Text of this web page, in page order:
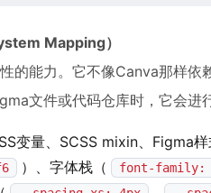
Mapping）
的能力。它不像Canva那样依
文件或代码仓库时，它会进
变量、SCSS mixin、Figma
）、字体栈（
font-family: